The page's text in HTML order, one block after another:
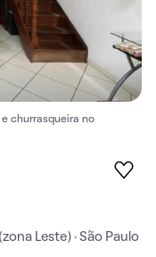
churrasqueira no
Leste) · São Paulo